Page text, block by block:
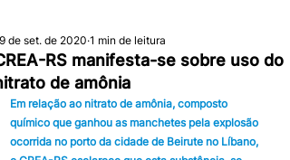
RS manifesta-se sobre uso do
de amônia
de set. de 2020 1 min de leitura
Em relação ao nitrato de amônia, composto
químico que ganhou as manchetes pela explosão
ocorrida no porto da cidade de Beirute no Líbano,